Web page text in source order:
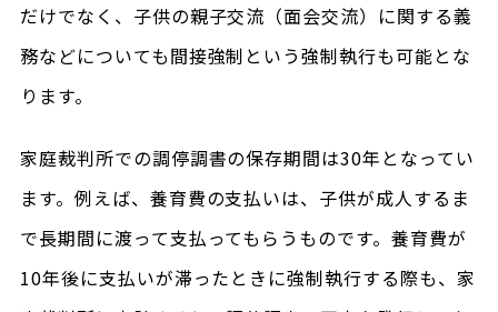
だけでなく、子供の親子交流（面会交流）に関する義
務などについても間接強制という強制執行も可能とな
ります。
家庭裁判所での調停調書の保存期間は30年となってい
ます。例えば、養育費の支払いは、子供が成人するま
で長期間に渡って支払ってもらうものです。養育費が
10年後に支払いが滞ったときに強制執行する際も、家